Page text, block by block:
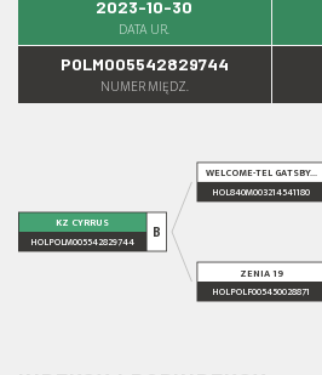
2023-10-30
DATA UR.
POLM005542829744
NUMER MIĘDZ.
KZ CYRRUS
HOLPOLM005542829744
B
WELCOME-TEL GATSBY...
HOL840M003214541180
ZENIA 19
HOLPOLF005450028871